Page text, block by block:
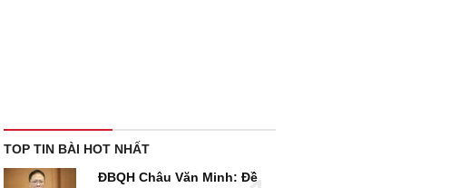
TOP TIN BÀI HOT NHẤT
ĐBQH Châu Văn Minh: Đề